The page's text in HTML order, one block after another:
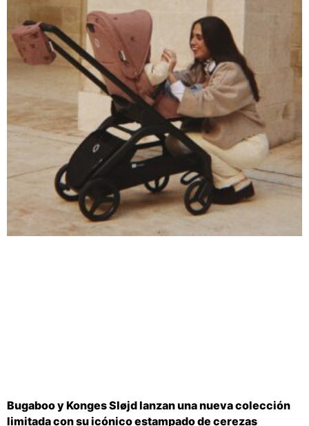
Bugaboo y Konges Sløjd lanzan una nueva colección
limitada con su icónico estampado de cerezas